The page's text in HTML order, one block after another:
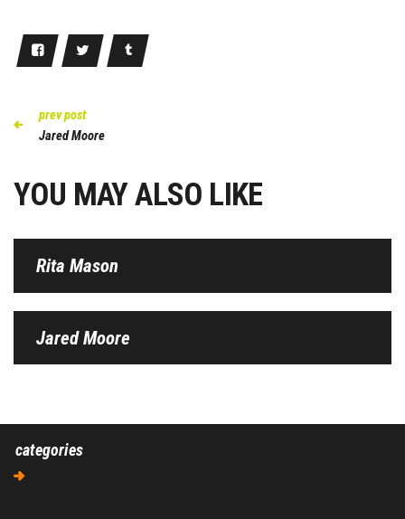
prev post
Jared Moore
YOU MAY ALSO LIKE
Rita Mason
Jared Moore
categories